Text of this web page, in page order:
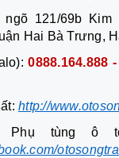
121/69b Kim
Hai Bà Trưng,
0888.164.888
http://
Phụ tùng ô